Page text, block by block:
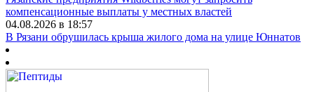
компенсационные выплаты у местных властей
04.08.2026 в 18:57
В Рязани обрушилась крыша жилого дома на улице Юннатов